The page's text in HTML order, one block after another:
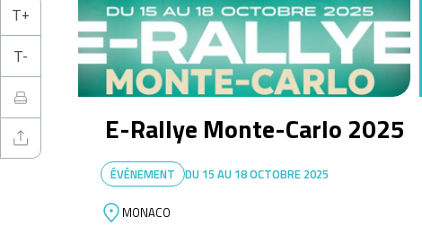
E-Rallye Monte-Carlo 2025
ÉVÉNEMENT DU 15 AU 18 OCTOBRE 2025
MONACO